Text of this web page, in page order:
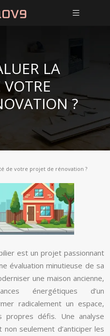
LA
?
de votre projet de rénovation ?
est un projet passionnant
évaluation minutieuse de sa
une maison ancienne,
énergétiques d’un
radicalement un espace,
propres défis. Une analyse
seulement d’anticiper les